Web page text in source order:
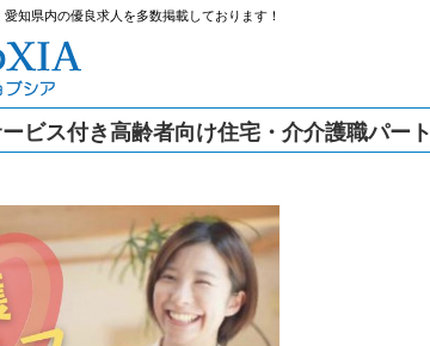
愛知県内の優良求人を多数掲載しております！
ービス付き高齢者向け住宅・介介護職パート